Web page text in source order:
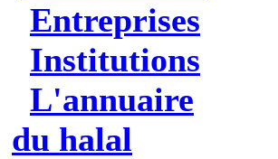
Entreprises
Institutions
L'annuaire
du halal